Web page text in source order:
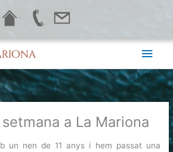
·
a La Mariona
un nen de 11 anys i hem passat una